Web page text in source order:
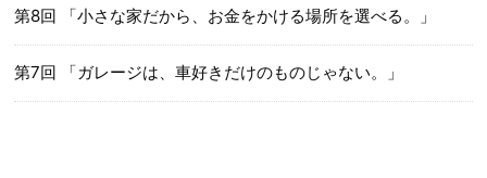
第8回 「小さな家だから、お金をかける場所を選べる。」
第7回 「ガレージは、車好きだけのものじゃない。」